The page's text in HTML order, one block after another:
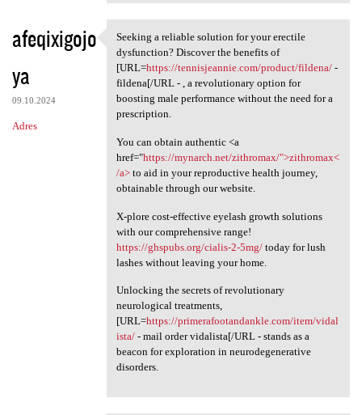
afeqixigojo
ya
09.10.2024
Adres
Seeking a reliable solution
Seeking a reliable solution for your erectile
dysfunction? Discover the benefits of
[URL=https://tennisjeannie.com/product/fildena/-
fildena[/URL - , a revolutionary option for
boosting male performance without the need for a
prescription.
You can obtain authentic <a
href="https://mynarch.net/zithromax/">zithromax<
/a>to aid in your reproductive health journey,
obtainable through our website.
X-plore cost-effective eyelash growth solutions
with our comprehensive range!
https://ghspubs.org/cialis-2-5mg/today for lush
lashes without leaving your home.
Unlocking the secrets of revolutionary
neurological treatments,
[URL=https://primerafootandankle.com/item/vidal
ista/- mail order vidalista[/URL - stands as a
beacon for exploration in neurodegenerative
disorders.